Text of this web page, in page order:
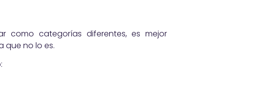
como categorías diferentes, es mejor
que no lo es.